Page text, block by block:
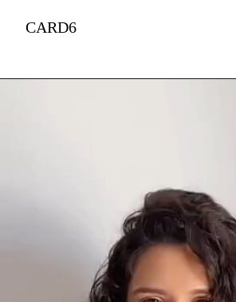
CARD6